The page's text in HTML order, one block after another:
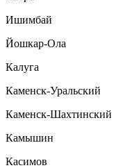
Ишимбай
Йошкар-Ола
Калуга
Каменск-Уральский
Каменск-Шахтинский
Камышин
Касимов